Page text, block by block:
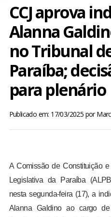
INÍCIO
POMBAL E REGIÃO
BRASIL
MUNDO
ENQUETE
CCJ aprova
Alanna
no Tribunal
Paraíba;
para plenário
Publicado em: 17/03/2025 por
A Comissão de Constituição
Legislativa da Paraíba
nesta segunda-feira (17), a
Alanna Galdino ao cargo